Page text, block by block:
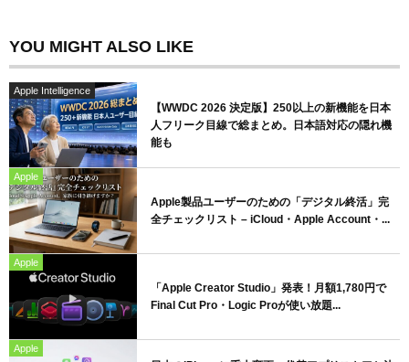
YOU MIGHT ALSO LIKE
Apple Intelligence
【WWDC 2026 決定版】250以上の新機能を日本
人フリーク目線で総まとめ。日本語対応の隠れ機
能も
Apple
Apple製品ユーザーのための「デジタル終活」完
全チェックリスト – iCloud・Apple Account・...
Apple
「Apple Creator Studio」発表！月額1,780円で
Final Cut Pro・Logic Proが使い放題...
Apple